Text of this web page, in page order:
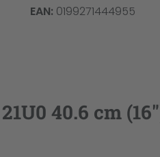
EAN: 0199271444955
40.6 cm